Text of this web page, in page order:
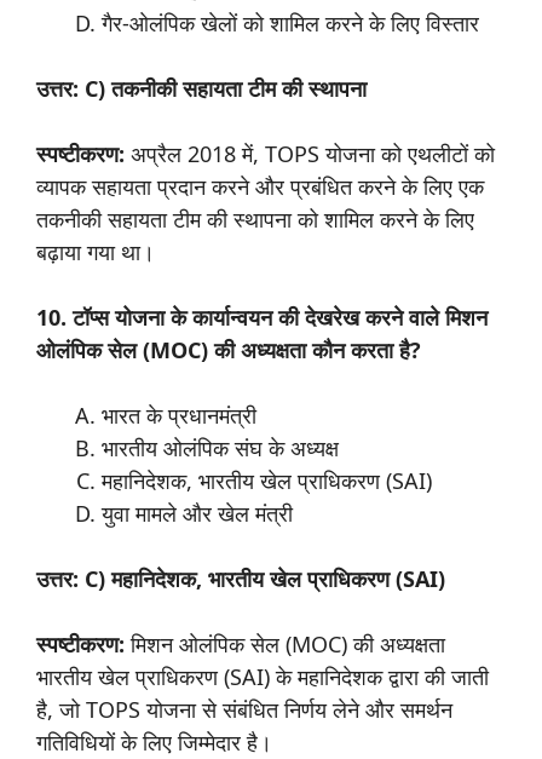
गैर-ओलंपिक खेलों को शामिल करने के लिए विस्तार
उत्तर: C) तकनीकी सहायता टीम की स्थापना
स्पष्टीकरण: अप्रैल 2018 में, TOPS योजना को एथलीटों को
व्यापक सहायता प्रदान करने और प्रबंधित करने के लिए एक
तकनीकी सहायता टीम की स्थापना को शामिल करने के लिए
बढ़ाया गया था।
10. टॉप्स योजना के कार्यान्वयन की देखरेख करने वाले मिशन
ओलंपिक सेल (MOC) की अध्यक्षता कौन करता है?
भारत के प्रधानमंत्री
भारतीय ओलंपिक संघ के अध्यक्ष
महानिदेशक, भारतीय खेल प्राधिकरण (SAI)
युवा मामले और खेल मंत्री
उत्तर: C) महानिदेशक, भारतीय खेल प्राधिकरण (SAI)
स्पष्टीकरण: मिशन ओलंपिक सेल (MOC) की अध्यक्षता
भारतीय खेल प्राधिकरण (SAI) के महानिदेशक द्वारा की जाती
है, जो TOPS योजना से संबंधित निर्णय लेने और समर्थन
गतिविधियों के लिए जिम्मेदार है।